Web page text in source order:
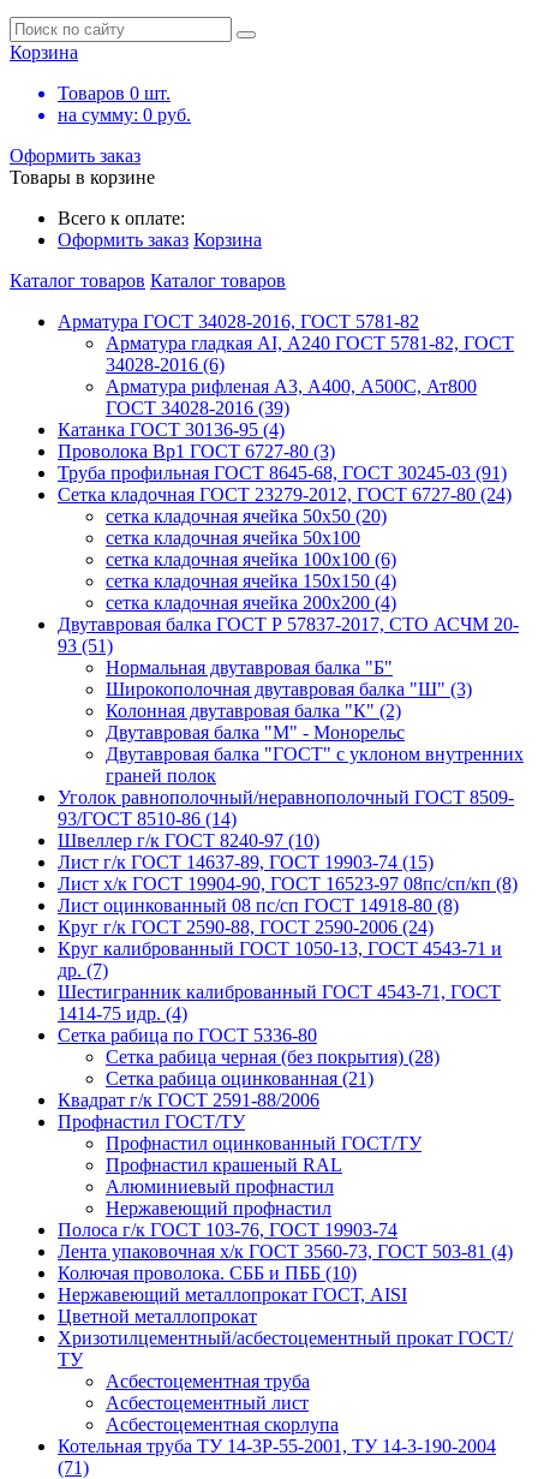
Корзина
Товаров 0 шт.
на сумму: 0 руб.
Оформить заказ
Товары в корзине
Всего к оплате:
Оформить заказ Корзина
Каталог товаров Каталог товаров
Арматура ГОСТ 34028-2016, ГОСТ 5781-82
Арматура гладкая AI, А240 ГОСТ 5781-82, ГОСТ
34028-2016 (6)
Арматура рифленая A3, А400, А500С, Ат800
ГОСТ 34028-2016 (39)
Катанка ГОСТ 30136-95 (4)
Проволока Вр1 ГОСТ 6727-80 (3)
Труба профильная ГОСТ 8645-68, ГОСТ 30245-03 (91)
Сетка кладочная ГОСТ 23279-2012, ГОСТ 6727-80 (24)
сетка кладочная ячейка 50x50 (20)
сетка кладочная ячейка 50x100
сетка кладочная ячейка 100x100 (6)
сетка кладочная ячейка 150x150 (4)
сетка кладочная ячейка 200x200 (4)
Двутавровая балка ГОСТ Р 57837-2017, СТО АСЧМ 20-
93 (51)
Нормальная двутавровая балка "Б"
Широкополочная двутавровая балка "Ш" (3)
Колонная двутавровая балка "К" (2)
Двутавровая балка "М" - Монорельс
Двутавровая балка "ГОСТ" с уклоном внутренних
граней полок
Уголок равнополочный/неравнополочный ГОСТ 8509-
93/ГОСТ 8510-86 (14)
Швеллер г/к ГОСТ 8240-97 (10)
Лист г/к ГОСТ 14637-89, ГОСТ 19903-74 (15)
Лист х/к ГОСТ 19904-90, ГОСТ 16523-97 08пс/сп/кп (8)
Лист оцинкованный 08 пс/сп ГОСТ 14918-80 (8)
Круг г/к ГОСТ 2590-88, ГОСТ 2590-2006 (24)
Круг калиброванный ГОСТ 1050-13, ГОСТ 4543-71 и
др. (7)
Шестигранник калиброванный ГОСТ 4543-71, ГОСТ
1414-75 идр. (4)
Сетка рабица по ГОСТ 5336-80
Сетка рабица черная (без покрытия) (28)
Сетка рабица оцинкованная (21)
Квадрат г/к ГОСТ 2591-88/2006
Профнастил ГОСТ/ТУ
Профнастил оцинкованный ГОСТ/ТУ
Профнастил крашеный RAL
Алюминиевый профнастил
Нержавеющий профнастил
Полоса г/к ГОСТ 103-76, ГОСТ 19903-74
Лента упаковочная х/к ГОСТ 3560-73, ГОСТ 503-81 (4)
Колючая проволока. СББ и ПББ (10)
Нержавеющий металлопрокат ГОСТ, AISI
Цветной металлопрокат
Хризотилцементный/асбестоцементный прокат ГОСТ/
ТУ
Асбестоцементная труба
Асбестоцементный лист
Асбестоцементная скорлупа
Котельная труба ТУ 14-3Р-55-2001, ТУ 14-3-190-2004
(71)